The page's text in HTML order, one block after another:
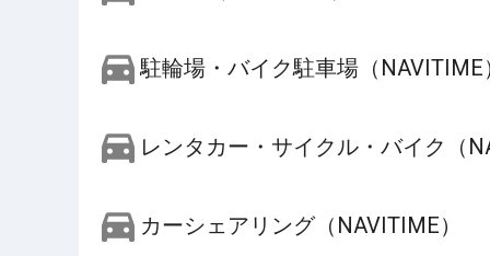
駐輪場・バイク駐車場（NAVITIME
レンタカー・サイクル・バイク（
カーシェアリング（NAVITIME）